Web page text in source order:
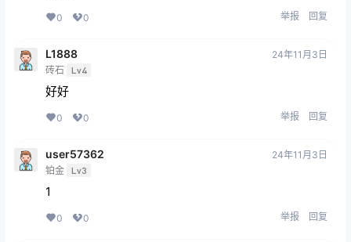
0 0 举报 回复
L1888
砖石 Lv4
24年11月3日
好好
0 0 举报 回复
user57362
铂金 Lv3
24年11月3日
1
0 0 举报 回复